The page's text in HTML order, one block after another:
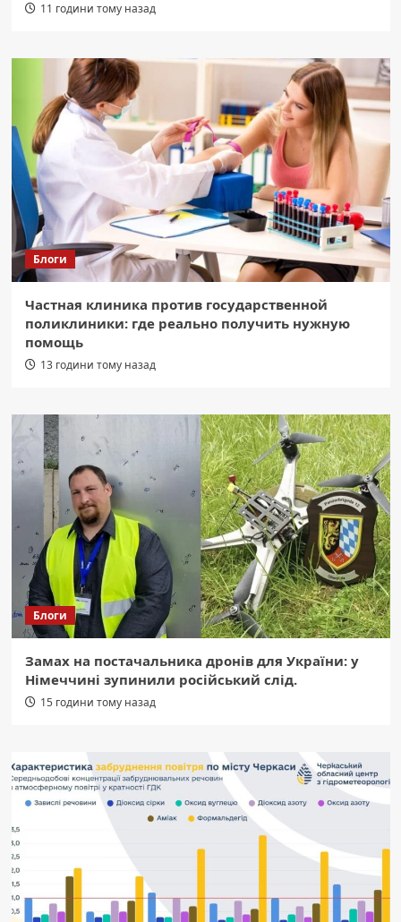
11 години тому назад
Блоги
Частная клиника против государственной
поликлиники: где реально получить нужную
помощь
13 години тому назад
Блоги
Замах на постачальника дронів для України: у
Німеччині зупинили російський слід.
15 години тому назад